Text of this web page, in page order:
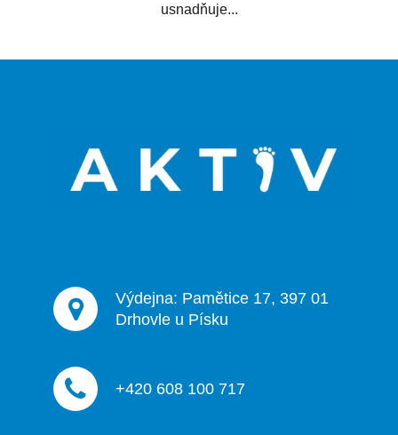
usnadňuje...
Výdejna: Pamětice 17, 397 01
Drhovle u Písku
+420 608 100 717